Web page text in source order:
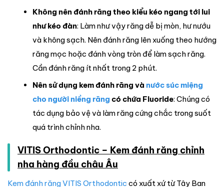
Không nên đánh răng theo kiểu kéo ngang tới lui
như kéo đàn: Làm như vậy răng dễ bị mòn, hư nướu
và không sạch. Nên đánh răng lên xuống theo hướng
răng mọc hoặc đánh vòng tròn để làm sạch răng.
Cần đánh răng ít nhất trong 2 phút.
Nên sử dụng kem đánh răng và nước súc miệng
cho người niềng răng có chứa Fluoride: Chúng có
tác dụng bảo vệ và làm răng cứng chắc trong suốt
quá trình chỉnh nha.
VITIS Orthodontic – Kem đánh răng chỉnh
nha hàng đầu châu Âu
Kem đánh răng VITIS Orthodontic có xuất xứ từ Tây Ban